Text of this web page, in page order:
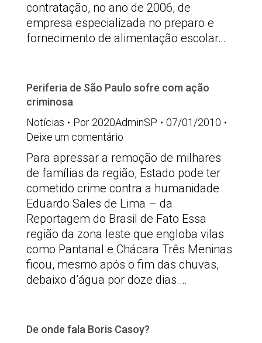
contratação, no ano de 2006, de
empresa especializada no preparo e
fornecimento de alimentação escolar…
Periferia de São Paulo sofre com ação
criminosa
Notícias
Por 2020AdminSP
07/01/2010
Deixe um comentário
Para apressar a remoção de milhares
de famílias da região, Estado pode ter
cometido crime contra a humanidade
Eduardo Sales de Lima – da
Reportagem do Brasil de Fato Essa
região da zona leste que engloba vilas
como Pantanal e Chácara Três Meninas
ficou, mesmo após o fim das chuvas,
debaixo d’água por doze dias.…
De onde fala Boris Casoy?